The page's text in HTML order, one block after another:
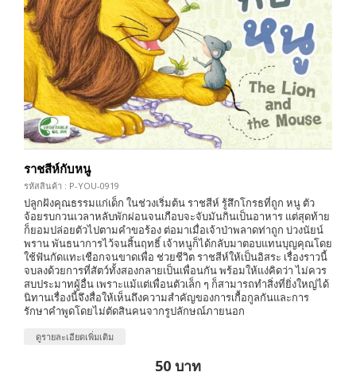
ราชสีห์กับหนู
รหัสสินค้า : P-YOU-0919
ปลูกฝังคุณธรรมแก่เด็ก ในช่วงเริ่มต้น ราชสีห์ รู้สึกโกรธที่ถูก หนู ตัว
จ้อยรบกวนเวลาหลับพักผ่อนจนเกือบจะจับมันกินเป็นอาหาร แต่สุดท้าย
ก็ยอมปล่อยตัวไปตามคำขอร้อง ต่อมาเมื่อเจ้าป่าพลาดท่าถูก บ่วงนัยน์
พราน พันธนาการไว้จนสิ้นฤทธิ์ เจ้าหนูก็ได้กลับมาตอบแทนบุญคุณโดย
ใช้ฟันกัดแทะเชือกจนขาดเพื่อ ช่วยชีวิต ราชสีห์ให้เป็นอิสระ เรื่องราวนี้
จบลงด้วยการที่สัตว์ทั้งสองกลายเป็นเพื่อนกัน พร้อมให้แง่คิดว่า ไม่ควร
สบประมาทผู้อื่น เพราะแม้แต่เพื่อนตัวเล็ก ๆ ก็สามารถทำสิ่งที่ยิ่งใหญ่ได้
นิทานเรื่องนี้จึงสื่อให้เห็นถึงความสำคัญของการเกื้อกูลกันและการ
รักษาคำพูดโดยไม่ตัดสินคนจากรูปลักษณ์ภายนอก
ดูรายละเอียดเพิ่มเติม
50 บาท